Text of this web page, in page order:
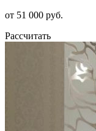
от 51 000 руб.
Рассчитать